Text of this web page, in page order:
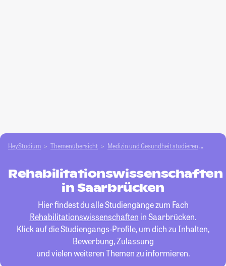
HeyStudium Themenübersicht Medizin und Gesundheit studieren
Rehabilitationswissenschaften
in Saarbrücken
Hier findest du alle Studiengänge zum Fach
Rehabilitationswissenschaften in Saarbrücken.
Klick auf die Studiengangs-Profile, um dich zu Inhalten,
Bewerbung, Zulassung
und vielen weiteren Themen zu informieren.